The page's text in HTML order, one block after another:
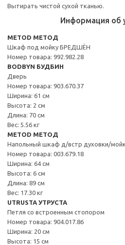
Вытирать чистой сухой тканью.
Информация об
METOD МЕТОД
Шкаф под мойку БРЕДШЁН
Номер товара: 992.982.28
BODBYN БУДБИН
Дверь
Номер товара: 903.670.37
Ширина: 61 см
Высота: 2 см
Длина: 70 см
Вес: 5.56 кг
METOD МЕТОД
Напольный шкаф д/встр духовки/
Номер товара: 003.679.18
Ширина: 64 см
Высота: 6 см
Длина: 89 см
Вес: 17.30 кг
UTRUSTA УТРУСТА
Петля со встроенным стопором
Номер товара: 904.017.86
Ширина: 20 см
Высота: 15 см